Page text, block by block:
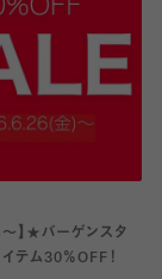
】★バーゲンスタ
テム30％OFF！